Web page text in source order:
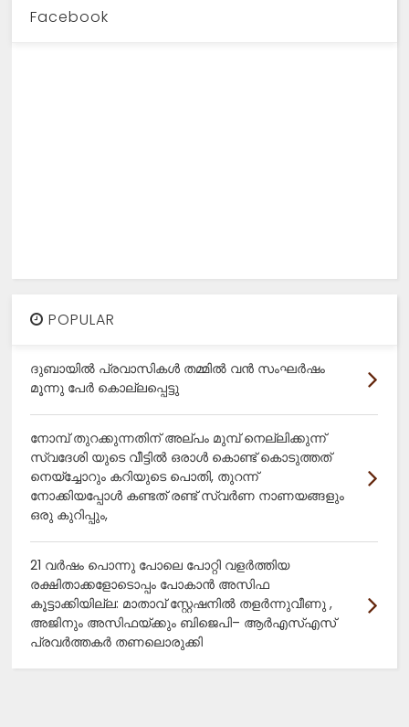
Facebook
POPULAR
ദുബായിൽ പ്രവാസികൾ തമ്മിൽ വൻ സംഘർഷം
മൂന്നു പേർ കൊല്ലപ്പെട്ടു
നോമ്പ് തുറക്കുന്നതിന് അല്പം മുമ്പ് നെല്ലിക്കുന്ന്
സ്വദേശി യുടെ വീട്ടിൽ ഒരാൾ കൊണ്ട് കൊടുത്തത്
നെയ്ച്ചോറും കറിയുടെ പൊതി, തുറന്ന്
നോക്കിയപ്പോൾ കണ്ടത് രണ്ട് സ്വർണ നാണയങ്ങളും
ഒരു കുറിപ്പും,
21 വർഷം പൊന്നു പോലെ പോറ്റി വളർത്തിയ
രക്ഷിതാക്കളോടൊപ്പം പോകാൻ അസിഫ
കൂട്ടാക്കിയില്ല: മാതാവ് സ്റ്റേഷനിൽ തളർന്നുവീണു ,
അജിനും അസിഫയ്ക്കും ബിജെപി– ആർഎസ്എസ്
പ്രവർത്തകർ തണലൊരുക്കി